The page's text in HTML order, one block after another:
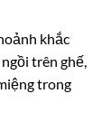
khắc
trên ghế,
trong